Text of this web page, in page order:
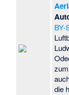
BY-
die